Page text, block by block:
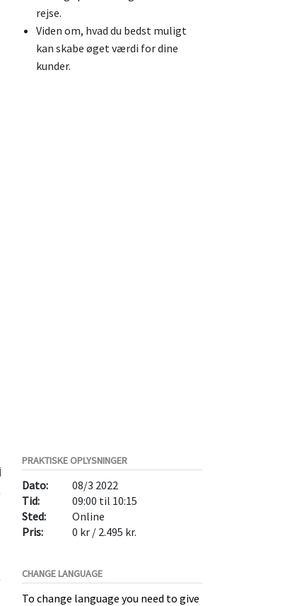
rejse.
Viden om, hvad du bedst muligt
kan skabe øget værdi for dine
kunder.
PRAKTISKE OPLYSNINGER
Dato:
08/3 2022
Tid:
09:00 til 10:15
Sted:
Online
Pris:
0 kr / 2.495 kr.
CHANGE LANGUAGE
To change language you need to give